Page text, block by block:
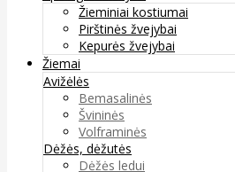
Žieminiai kostiumai
Pirštinės žvejybai
Kepurės žvejybai
Žiemai
Avižėlės
Bemasalinės
Švininės
Volframinės
Dėžės, dėžutės
Dėžės ledui